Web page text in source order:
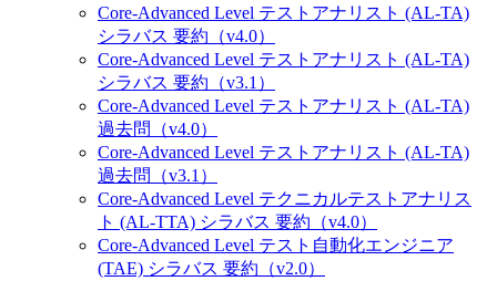
Core-Advanced Level テストアナリスト (AL-TA)
シラバス 要約（v4.0）
Core-Advanced Level テストアナリスト (AL-TA)
シラバス 要約（v3.1）
Core-Advanced Level テストアナリスト (AL-TA)
過去問（v4.0）
Core-Advanced Level テストアナリスト (AL-TA)
過去問（v3.1）
Core-Advanced Level テクニカルテストアナリス
ト (AL-TTA) シラバス 要約（v4.0）
Core-Advanced Level テスト自動化エンジニア
(TAE) シラバス 要約（v2.0）